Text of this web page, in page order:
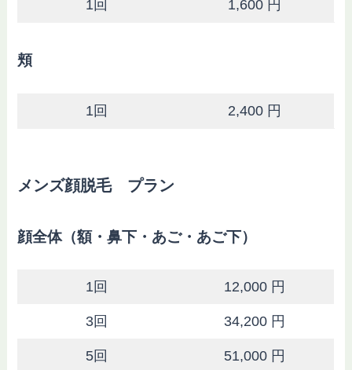
1回 1,600 円
頬
1回 2,400 円
メンズ顔脱毛 プラン
顔全体（額・鼻下・あご・あご下）
1回 12,000 円
3回 34,200 円
5回 51,000 円